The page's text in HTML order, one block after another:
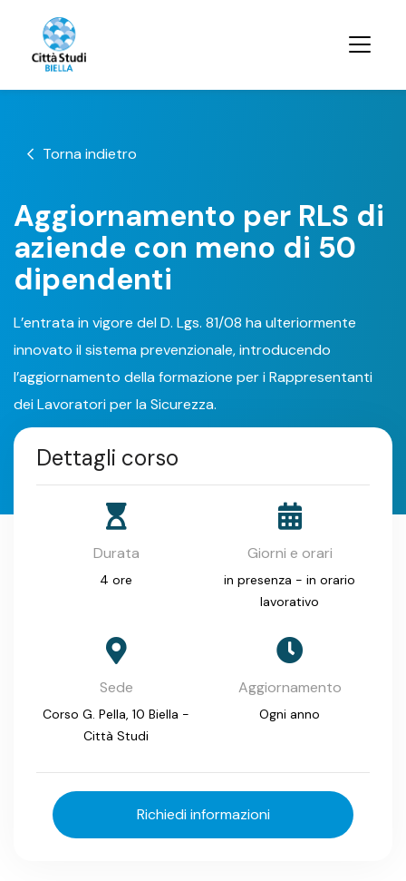
Torna indietro
Aggiornamento per RLS di
aziende con meno di 50
dipendenti
L’entrata in vigore del D. Lgs. 81/08 ha ulteriormente
innovato il sistema prevenzionale, introducendo
l’aggiornamento della formazione per i Rappresentanti
dei Lavoratori per la Sicurezza.
Dettagli corso
Durata
4 ore
Giorni e orari
in presenza - in orario
lavorativo
Sede
Corso G. Pella, 10 Biella -
Città Studi
Aggiornamento
Ogni anno
Richiedi informazioni